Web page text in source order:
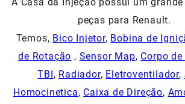
A Casa da Injeção possui um
peças para Renault.
Temos, Bico Injetor, Bobina de
de Rotação , Sensor Map, Corpo
TBI , Radiador, Eletroventilador,
Homocinetica, Caixa de Direção,